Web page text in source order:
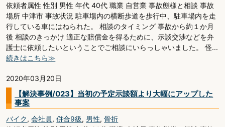
依頼者属性 性別 男性 年代 40代 職業 自営業 事故態様と相談 事故
場所 中津市 事故状況 駐車場内の横断歩道を歩行中、駐車場内を走
行している車にはねられた。 相談のタイミング 事故から約１か月
後 相談のきっかけ 適正な賠償金を得るために、示談交渉などを弁
護士に依頼したいということでご相談にいらっしゃいました。 怪...
続きはこちら≫
2020年03月20日
【解決事例/023】当初の予定示談額より大幅にアップした
事案
バイク,会社員,併合9級, 男性,骨折